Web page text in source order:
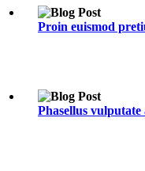
Proin euismod
Phasellus